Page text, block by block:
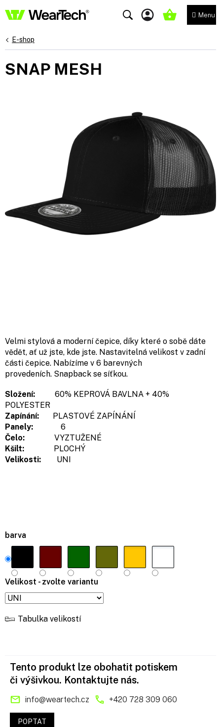
na
NÁKUPNÍ
E-shop
SNAP MESH
barva
Velikost - zvolte variantu
Tabulka velikostí
Velmi stylová a moderní čepice, díky které o sobě dáte
vědět, ať už jste, kde jste. Nastavitelná velikost v zadní
části čepice. Nabízíme v 6 barevných
provedeních. Snapback se síťkou.
Složení:
60% KEPROVÁ BAVLNA + 40%
POLYESTER
Zapínání:
PLASTOVÉ ZAPÍNÁNÍ
Panely: 6
Čelo:
VYZTUŽENÉ
Kšilt:
PLOCHÝ
Velikosti:
UNI
Tento produkt lze obohatit potiskem
či výšivkou. Kontaktujte nás.
info@weartech.cz +420 728 309 060
POPTAT